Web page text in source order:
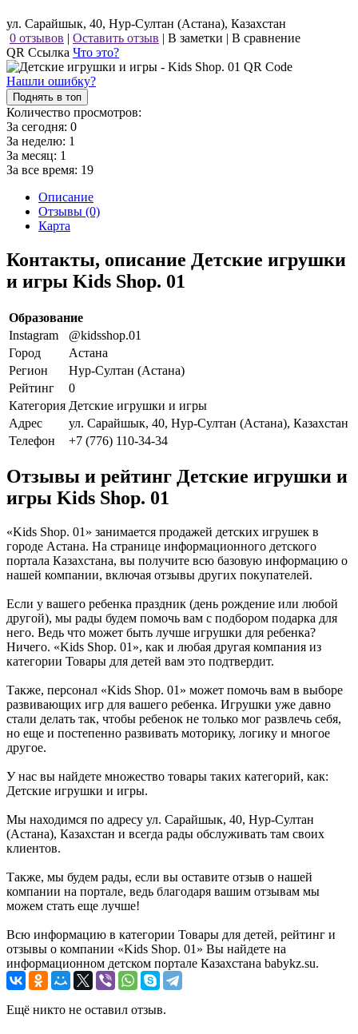
ул. Сарайшык, 40, Нур-Султан (Астана), Казахстан
0 отзывов | Оставить отзыв | В заметки | В сравнение
QR Ссылка Что это?
Нашли ошибку?
Поднять в топ
Количество просмотров:
За сегодня: 0
За неделю: 1
За месяц: 1
За все время: 19
Описание
Отзывы (0)
Карта
Контакты, описание Детские игрушки
и игры Kids Shop. 01
Образование
Instagram
@kidsshop.01
Город
Астана
Регион
Нур-Султан (Астана)
Рейтинг
0
Категория Детские игрушки и игры
Адрес
ул. Сарайшык, 40, Нур-Султан (Астана), Казахстан
Телефон
+7 (776) 110-34-34
Отзывы и рейтинг Детские игрушки и
игры Kids Shop. 01
«Kids Shop. 01» занимается продажей детских игрушек в
городе Астана. На странице информационного детского
портала Казахстана, вы получите всю базовую информацию о
нашей компании, включая отзывы других покупателей.
Если у вашего ребенка праздник (день рождение или любой
другой), мы рады будем помочь вам с подбором подарка для
него. Ведь что может быть лучше игрушки для ребенка?
Ничего. «Kids Shop. 01», как и любая другая компания из
категории Товары для детей вам это подтвердит.
Также, персонал «Kids Shop. 01» может помочь вам в выборе
развивающих игр для вашего ребенка. Игрушки уже давно
стали делать так, чтобы ребенок не только мог развлечь себя,
но еще и постепенно развивать моторику, логику и многое
другое.
У нас вы найдете множество товары таких категорий, как:
Детские игрушки и игры.
Мы находимся по адресу ул. Сарайшык, 40, Нур-Султан
(Астана), Казахстан и всегда рады обслуживать там своих
клиентов.
Также, мы будем рады, если вы оставите отзыв о нашей
компании на портале, ведь благодаря вашим отзывам мы
можем стать еще лучше!
Всю информацию в категории Товары для детей, рейтинг и
отзывы о компании «Kids Shop. 01» Вы найдете на
информационном детском портале Казахстана babykz.su.
Ещё никто не оставил отзыв.